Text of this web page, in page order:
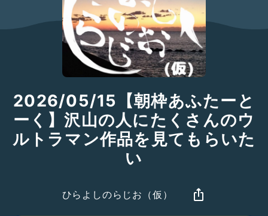
2026/05/15【朝枠あふたーと
ーく】沢山の人にたくさんのウ
ルトラマン作品を見てもらいた
い
ひらよしのらじお（仮）